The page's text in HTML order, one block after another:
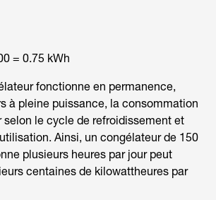
= 0.75 kWh
fonctionne en permanence,
à pleine puissance, la consommation
selon le cycle de refroidissement et
Ainsi, un congélateur de 150
plusieurs heures par jour peut
centaines de kilowattheures par